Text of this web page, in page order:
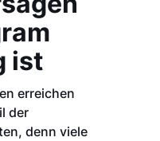
ist
erreichen
der
denn viele